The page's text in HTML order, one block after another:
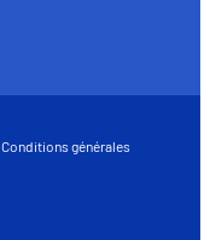
Conditions générales